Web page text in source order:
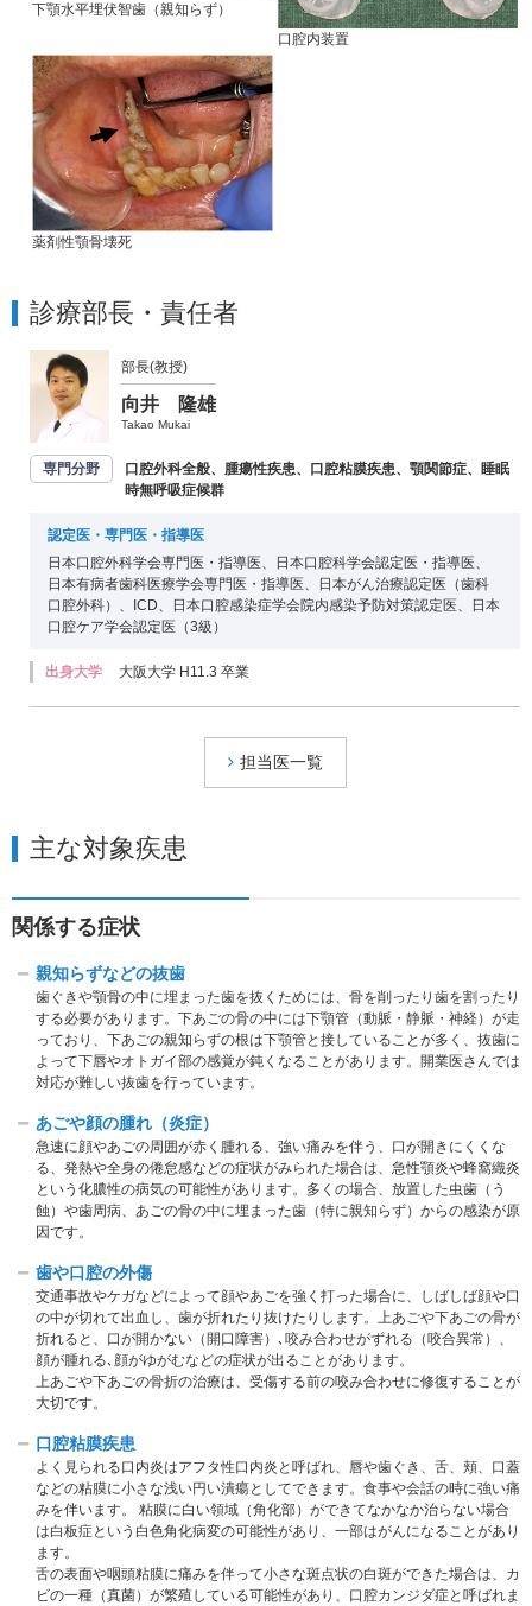
下顎水平埋伏智歯（親知らず）
口腔内装置
薬剤性顎骨壊死
診療部長・責任者
部長(教授)
向井 隆雄
Takao Mukai
専門分野
口腔外科全般、腫瘍性疾患、口腔粘膜疾患、顎関節症、睡眠
時無呼吸症候群
認定医・専門医・指導医
日本口腔外科学会専門医・指導医、日本口腔科学会認定医・指導医、
日本有病者歯科医療学会専門医・指導医、日本がん治療認定医（歯科
口腔外科）、ICD、日本口腔感染症学会院内感染予防対策認定医、日本
口腔ケア学会認定医（3級）
出身大学 大阪大学 H11.3 卒業
担当医一覧
主な対象疾患
関係する症状
親知らずなどの抜歯
歯ぐきや顎骨の中に埋まった歯を抜くためには、骨を削ったり歯を割ったり
する必要があります。下あごの骨の中には下顎管（動脈・静脈・神経）が走
っており、下あごの親知らずの根は下顎管と接していることが多く、抜歯に
よって下唇やオトガイ部の感覚が鈍くなることがあります。開業医さんでは
対応が難しい抜歯を行っています。
あごや顔の腫れ（炎症）
急速に顔やあごの周囲が⾚く腫れる、強い痛みを伴う、⼝が開きにくくな
る、発熱や全⾝の倦怠感などの症状がみられた場合は、急性顎炎や蜂窩織炎
という化膿性の病気の可能性があります。多くの場合、放置した⾍⻭（う
蝕）や歯周病、あごの⾻の中に埋まった⻭（特に親知らず）からの感染が原
因です。
歯や口腔の外傷
交通事故やケガなどによって顔やあごを強く打った場合に、しばしば顔や⼝
の中が切れて出血し、歯が折れたり抜けたりします。上あごや下あごの骨が
折れると、⼝が開かない（開⼝障害）､咬み合わせがずれる（咬合異常）、
顔が腫れる､顔がゆがむなどの症状が出ることがあります。
上あごや下あごの⾻折の治療は、受傷する前の咬み合わせに修復することが
⼤切です。
⼝腔粘膜疾患
よく⾒られる⼝内炎はアフタ性⼝内炎と呼ばれ、唇や⻭ぐき、⾆、頬、⼝蓋
などの粘膜に⼩さな浅い円い潰瘍としてできます。⾷事や会話の時に強い痛
みを伴います。 粘膜に⽩い領域（角化部）ができてなかなか治らない場合
は⽩板症という白色角化病変の可能性があり、⼀部はがんになることがあり
ます。
⾆の表⾯や咽頭粘膜に痛みを伴って⼩さな斑点状の⽩斑ができた場合は、カ
ビの一種（真菌）が繁殖している可能性があり、口腔カンジダ症と呼ばれま